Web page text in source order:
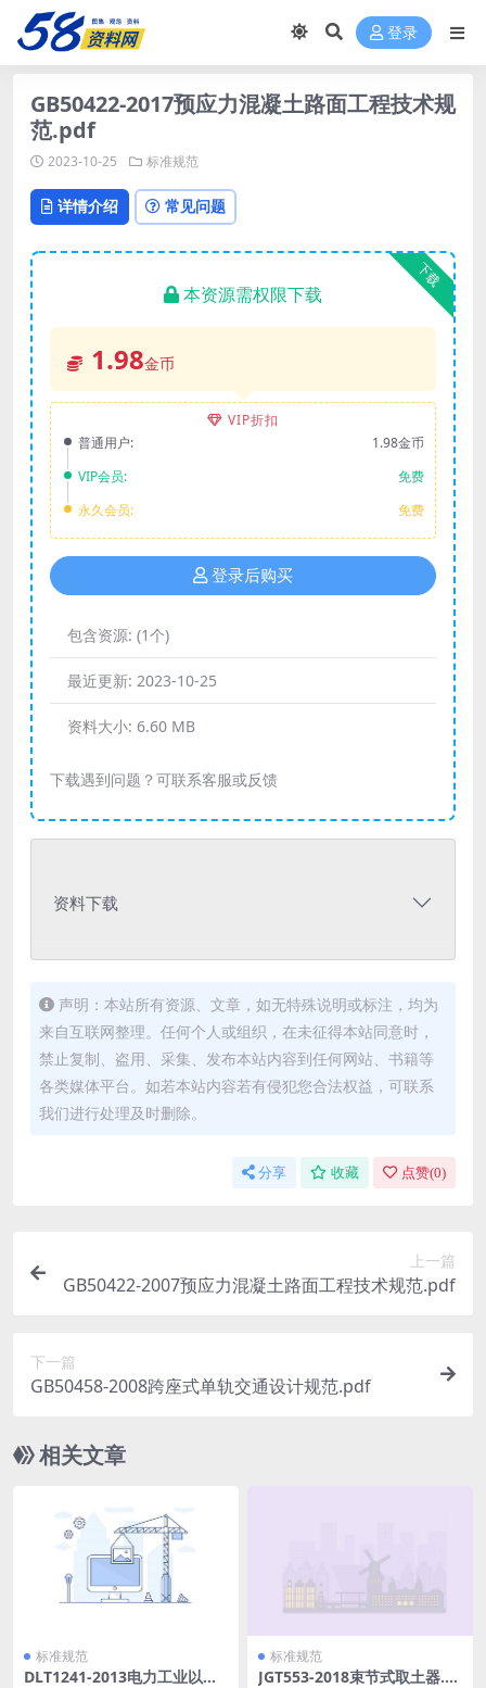
登录
GB50422-2017预应力混凝土路面工程技术规
范.pdf
2023-10-25 标准规范
详情介绍 常见问题
下载
本资源需权限下载
1.98金币
VIP折扣
普通用户:
1.98金币
VIP会员:
免费
永久会员:
免费
登录后购买
包含资源: (1个)
最近更新: 2023-10-25
资料大小: 6.60 MB
下载遇到问题？可联系客服或反馈
资料下载
声明：本站所有资源、文章，如无特殊说明或标注，均为
来自互联网整理。任何个人或组织，在未征得本站同意时，
禁止复制、盗用、采集、发布本站内容到任何网站、书籍等
各类媒体平台。如若本站内容若有侵犯您合法权益，可联系
我们进行处理及时删除。
分享 收藏 点赞(0)
上一篇
GB50422-2007预应力混凝土路面工程技术规范.pdf
下一篇
GB50458-2008跨座式单轨交通设计规范.pdf
相关文章
标准规范
DLT1241-2013电力工业以太
标准规范
JGT553-2018束节式取土器.p